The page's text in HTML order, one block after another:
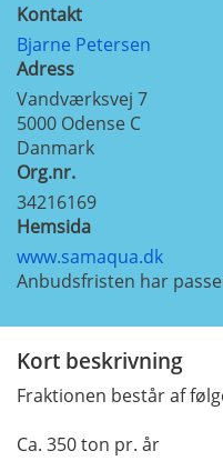
Kontakt
Bjarne Petersen
Adress
Vandværksvej 7
5000 Odense C
Danmark
Org.nr.
34216169
Hemsida
www.samaqua.dk
Anbudsfristen har
Kort beskrivning
Fraktionen består af
Ca. 350 ton pr. år